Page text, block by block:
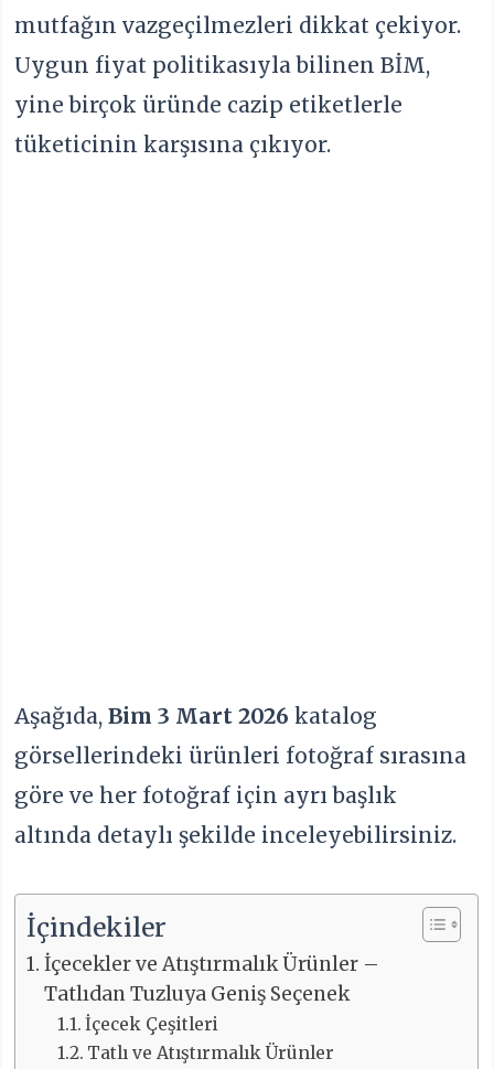
mutfağın vazgeçilmezleri dikkat çekiyor.
Uygun fiyat politikasıyla bilinen BİM,
yine birçok üründe cazip etiketlerle
tüketicinin karşısına çıkıyor.
Aşağıda,Bim 3 Mart 2026katalog
görsellerindeki ürünleri fotoğraf sırasına
göre ve her fotoğraf için ayrı başlık
altında detaylı şekilde inceleyebilirsiniz.
İçindekiler
İçecekler ve Atıştırmalık Ürünler –
Tatlıdan Tuzluya Geniş Seçenek
İçecek Çeşitleri
Tatlı ve Atıştırmalık Ürünler